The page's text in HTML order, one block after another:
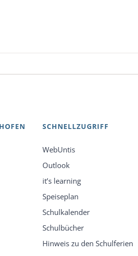
SCHNELLZUGRIFF
WebUntis
Outlook
it’s learning
Speiseplan
Schulkalender
Schulbücher
Hinweis zu den Schulferien